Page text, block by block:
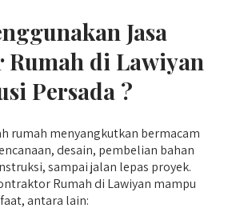
Jasa
di Lawiyan
Persada ?
rumah menyangkutkan bermacam
desain, pembelian bahan
sampai jalan lepas proyek.
Rumah di Lawiyan mampu
antara lain: